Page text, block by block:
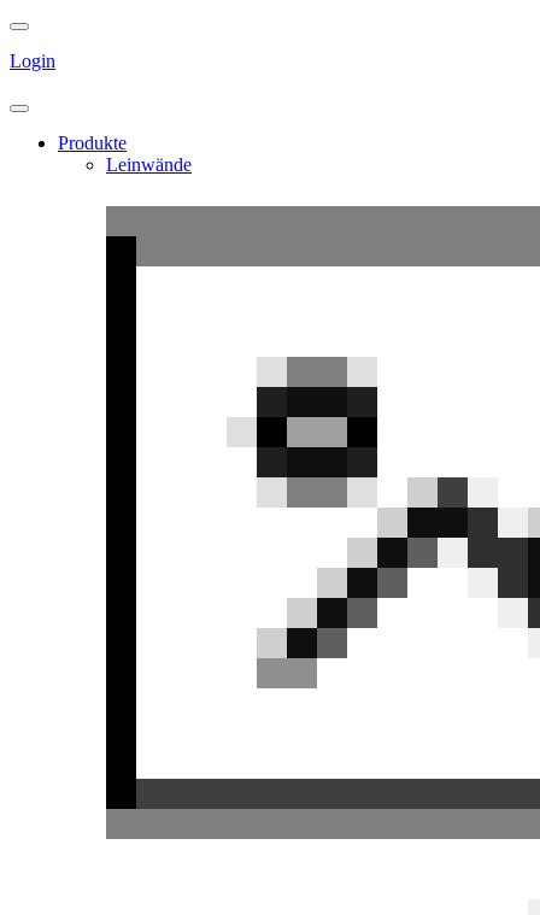
Login
Produkte
Leinwände